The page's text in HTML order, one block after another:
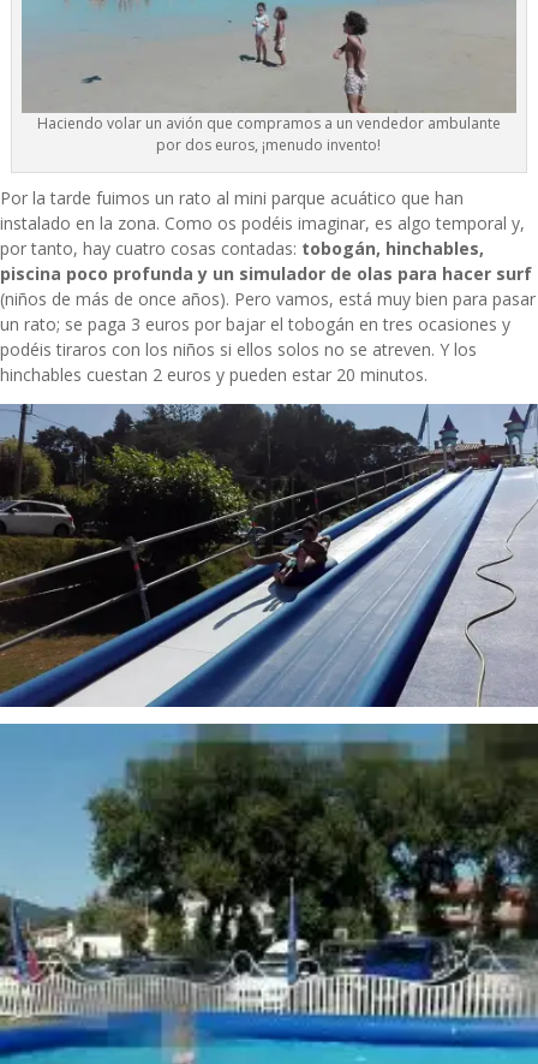
Haciendo volar un avión que compramos a un vendedor ambulante
por dos euros, ¡menudo invento!
Por la tarde fuimos un rato al mini parque acuático que han
instalado en la zona. Como os podéis imaginar, es algo temporal y,
por tanto, hay cuatro cosas contadas: tobogán, hinchables,
piscina poco profunda y un simulador de olas para hacer surf
(niños de más de once años). Pero vamos, está muy bien para pasar
un rato; se paga 3 euros por bajar el tobogán en tres ocasiones y
podéis tiraros con los niños si ellos solos no se atreven. Y los
hinchables cuestan 2 euros y pueden estar 20 minutos.